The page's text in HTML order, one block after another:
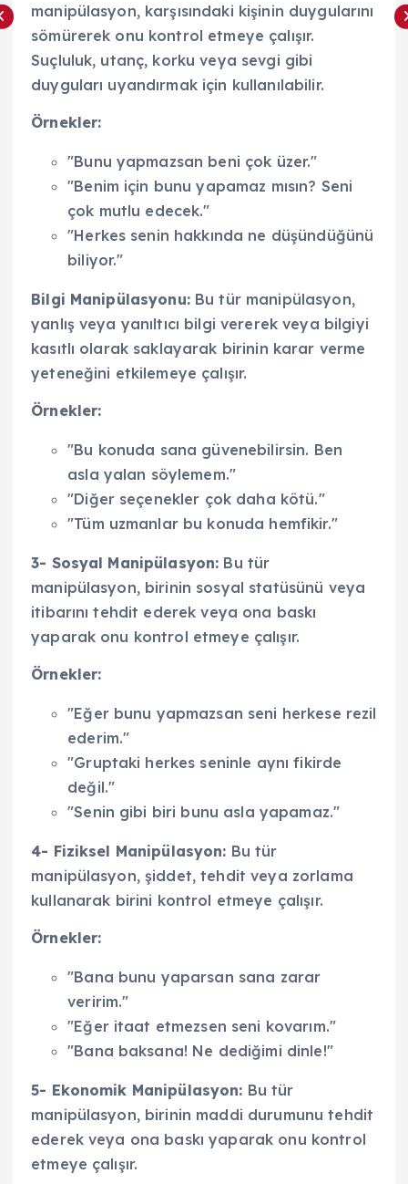
manipülasyon, karşısındaki kişinin duygularını
sömürerek onu kontrol etmeye çalışır.
Suçluluk, utanç, korku veya sevgi gibi
duyguları uyandırmak için kullanılabilir.
Örnekler:
"Bunu yapmazsan beni çok üzer."
"Benim için bunu yapamaz mısın? Seni
çok mutlu edecek."
"Herkes senin hakkında ne düşündüğünü
biliyor."
Bilgi Manipülasyonu:Bu tür manipülasyon,
yanlış veya yanıltıcı bilgi vererek veya bilgiyi
kasıtlı olarak saklayarak birinin karar verme
yeteneğini etkilemeye çalışır.
Örnekler:
"Bu konuda sana güvenebilirsin. Ben
asla yalan söylemem."
"Diğer seçenekler çok daha kötü."
"Tüm uzmanlar bu konuda hemfikir."
3- Sosyal Manipülasyon: Bu tür
manipülasyon, birinin sosyal statüsünü veya
itibarını tehdit ederek veya ona baskı
yaparak onu kontrol etmeye çalışır.
Örnekler:
"Eğer bunu yapmazsan seni herkese rezil
ederim."
"Gruptaki herkes seninle aynı fikirde
değil."
"Senin gibi biri bunu asla yapamaz."
4- Fiziksel Manipülasyon: Bu tür
manipülasyon, şiddet, tehdit veya zorlama
kullanarak birini kontrol etmeye çalışır.
Örnekler:
"Bana bunu yaparsan sana zarar
veririm."
"Eğer itaat etmezsen seni kovarım."
"Bana baksana! Ne dediğimi dinle!"
5- Ekonomik Manipülasyon: Bu tür
manipülasyon, birinin maddi durumunu tehdit
ederek veya ona baskı yaparak onu kontrol
etmeye çalışır.